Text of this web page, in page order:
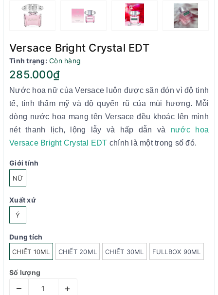
Versace Bright Crystal EDT
Tình trạng: Còn hàng
285.000₫
Nước hoa nữ của Versace luôn được săn đón vì độ tinh
tế, tính thẩm mỹ và độ quyến rũ của mùi hương. Mỗi
dòng nước hoa mang tên Versace đều khoác lên mình
nét thanh lịch, lộng lẫy và hấp dẫn và nước hoa
Versace Bright Crystal EDT chính là một trong số đó.
Giới tính
NỮ
Xuất xứ
Ý
Dung tích
CHIẾT 10ML CHIẾT 20ML CHIẾT 30ML FULLBOX 90ML
Số lượng
– +